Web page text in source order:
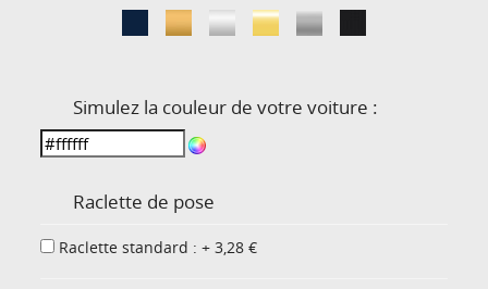
Simulez la couleur de votre voiture :
Raclette de pose
Raclette standard : + 3,28 €